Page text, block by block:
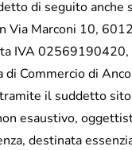
di seguito anche
Via Marconi 10,
IVA
di Commercio di
tramite il suddetto
esaustivo,
destinata